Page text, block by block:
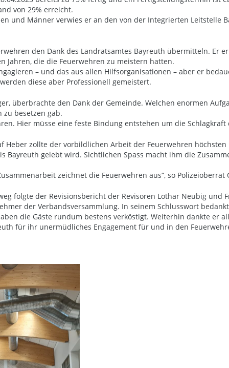
von 29% erreicht.
und Männer verwies er an den von der Integrierten Leitstelle
den Dank des Landratsamtes Bayreuth übermitteln. Er
die die Feuerwehren zu meistern hatten.
– und das aus allen Hilfsorganisationen – aber er
diese aber Professionell gemeistert.
überbrachte den Dank der Gemeinde. Welchen enormen
zu besetzen gab.
Hier müsse eine feste Bindung entstehen um die
Heber zollte der vorbildlichen Arbeit der Feuerwehren
Bayreuth gelebt wird. Sichtlichen Spass macht ihm die
zeichnet die Feuerwehren aus“, so Polizeioberrat
folgte der Revisionsbericht der Revisoren Lothar Neubig und
der Verbandsversammlung. In seinem Schlusswort
die Gäste rundum bestens verköstigt. Weiterhin dankte er
für ihr unermüdliches Engagement für und in den